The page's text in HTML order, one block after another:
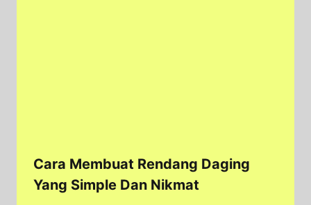
Cara Membuat Rendang Daging
Yang Simple Dan Nikmat